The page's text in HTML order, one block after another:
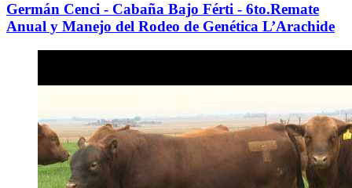
Germán Cenci - Cabaña Bajo Férti - 6to.Remate
Anual y Manejo del Rodeo de Genética L’Arachide